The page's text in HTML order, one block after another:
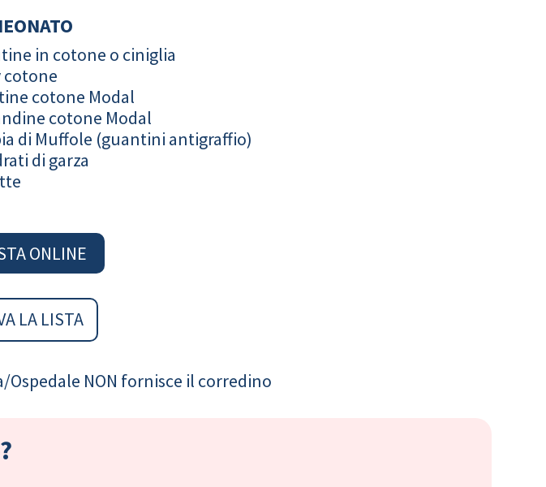
in cotone o ciniglia
cotone
cotone Modal
cotone Modal
di Muffole (guantini antigraffio)
di garza
ONLINE
LA LISTA
Ospedale NON fornisce il corredino